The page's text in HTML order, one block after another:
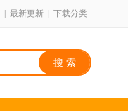
最新更新 下载分类